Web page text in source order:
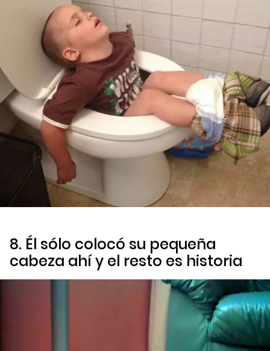
8. Él sólo colocó su pequeña
cabeza ahí y el resto es historia